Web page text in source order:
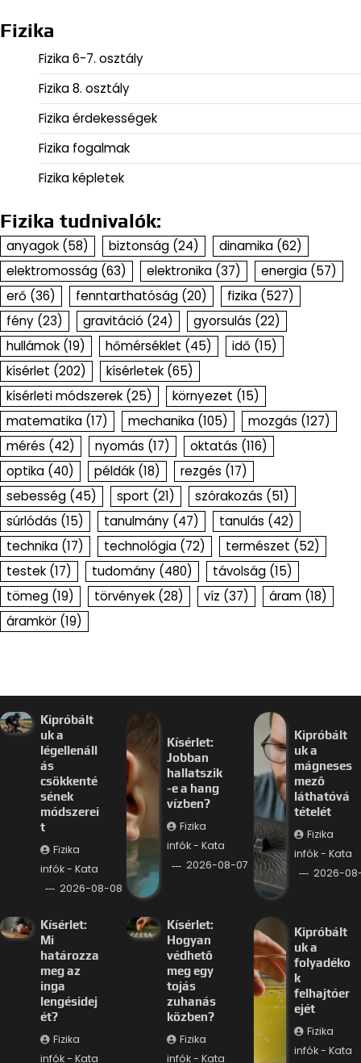
Fizika
Fizika 6-7. osztály
Fizika 8. osztály
Fizika érdekességek
Fizika fogalmak
Fizika képletek
Fizika tudnivalók:
anyagok (58) biztonság (24) dinamika (62)
elektromosság (63) elektronika (37) energia (57)
erő (36) fenntarthatóság (20) fizika (527)
fény (23) gravitáció (24) gyorsulás (22)
hullámok (19) hőmérséklet (45) idő (15)
kísérlet (202) kísérletek (65)
kísérleti módszerek (25) környezet (15)
matematika (17) mechanika (105) mozgás (127)
mérés (42) nyomás (17) oktatás (116)
optika (40) példák (18) rezgés (17)
sebesség (45) sport (21) szórakozás (51)
súrlódás (15) tanulmány (47) tanulás (42)
technika (17) technológia (72) természet (52)
testek (17) tudomány (480) távolság (15)
tömeg (19) törvények (28) víz (37) áram (18)
áramkör (19)
Kipróbált
uk a
légellenáll
ás
csökkenté
sének
módszerei
t
Fizika
infók - Kata
2026-08-08
Kísérlet:
Jobban
hallatszik
-e a hang
vízben?
Fizika
infók - Kata
2026-08-07
Kipróbált
uk a
mágneses
mező
láthatóvá
tételét
Fizika
infók - Kata
2026-
Kísérlet:
Mi
határozza
meg az
inga
lengésidej
ét?
Fizika
infók - Kata
Kísérlet:
Hogyan
védhető
meg egy
tojás
zuhanás
közben?
Fizika
infók - Kata
Kipróbált
uk a
folyadéko
k
felhajtóer
ejét
Fizika
infók - Kata